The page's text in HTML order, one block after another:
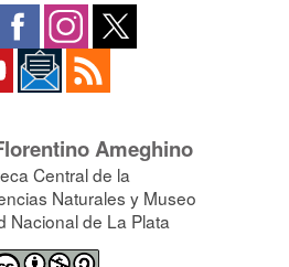
Ameghino
Central de la
Naturales y Museo
Nacional de La Plata